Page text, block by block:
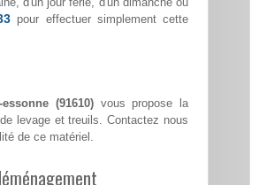
pour effectuer simplement cette
(91610)vous propose la
levage et treuils. Contactez nous
de ce matériel.